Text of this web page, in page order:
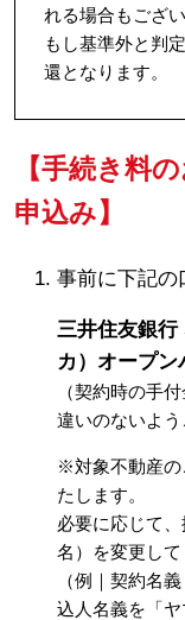
れる場合もござい
もし基準外と判
還となります。
【手続き料
申込み】
事前に下記の
三井住友銀行
カ）オープン
（契約時の手
違いのないよう
※対象不動産の
たします。
必要に応じて
名）を変更して
（例｜契約名
込人名義を「ヤ